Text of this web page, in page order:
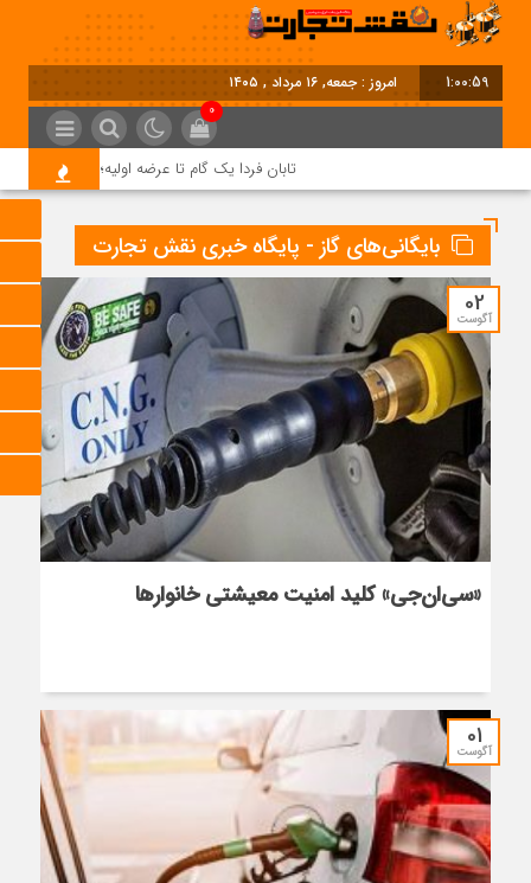
1:01:00 امروز : جمعه, ۱۶ مرداد , ۱۴۰۵
0
تابان فردا یک گام تا عرضه اولیه؛ نماد «تابان» در
بایگانی‌های گاز - پایگاه خبری نقش تجارت
02
آگوست
«سی‌ان‌جی» کلید امنیت معیشتی خانوارها
01
آگوست